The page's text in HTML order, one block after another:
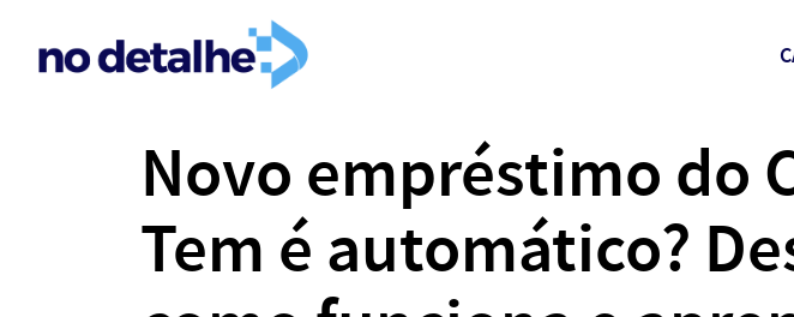
Novo empréstimo do
Tem é automático?